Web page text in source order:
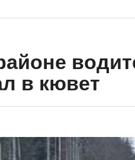
в кювет